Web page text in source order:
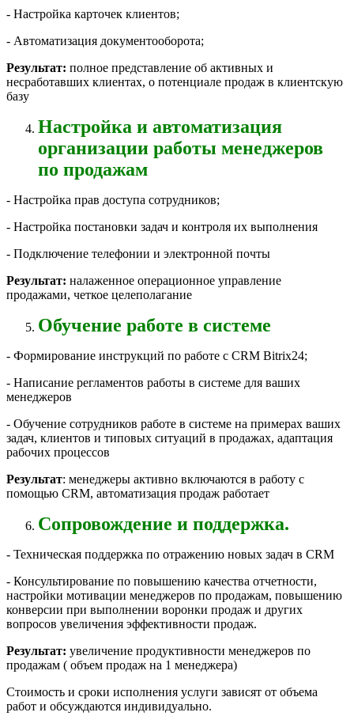
- Настройка карточек клиентов;
- Автоматизация документооборота;
Результат: полное представление об активных и
несработавших клиентах, о потенциале продаж в клиентскую
базу
Настройка и автоматизация
организации работы менеджеров
по продажам
- Настройка прав доступа сотрудников;
- Настройка постановки задач и контроля их выполнения
- Подключение телефонии и электронной почты
Результат: налаженное операционное управление
продажами, четкое целеполагание
Обучение работе в системе
- Формирование инструкций по работе с CRM Bitrix24;
- Написание регламентов работы в системе для ваших
менеджеров
- Обучение сотрудников работе в системе на примерах ваших
задач, клиентов и типовых ситуаций в продажах, адаптация
рабочих процессов
Результат: менеджеры активно включаются в работу с
помощью CRM, автоматизация продаж работает
Сопровождение и поддержка.
- Техническая поддержка по отражению новых задач в CRM
- Консультирование по повышению качества отчетности,
настройки мотивации менеджеров по продажам, повышению
конверсии при выполнении воронки продаж и других
вопросов увеличения эффективности продаж.
Результат: увеличение продуктивности менеджеров по
продажам ( объем продаж на 1 менеджера)
Стоимость и сроки исполнения услуги зависят от объема
работ и обсуждаются индивидуально.